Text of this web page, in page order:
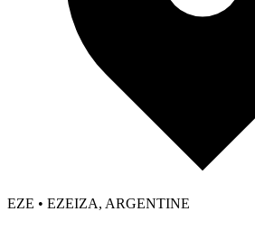
EZE • EZEIZA, ARGENTINE